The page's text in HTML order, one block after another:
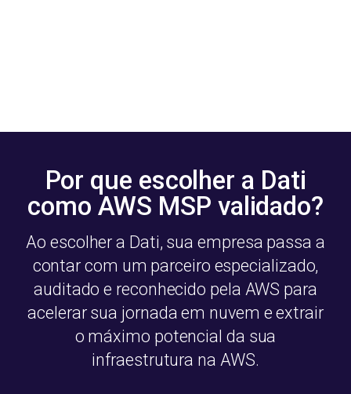
Por que escolher a Dati
como AWS MSP validado?
Ao escolher a Dati, sua empresa passa a
contar com um parceiro especializado,
auditado e reconhecido pela AWS para
acelerar sua jornada em nuvem e extrair
o máximo potencial da sua
infraestrutura na AWS.